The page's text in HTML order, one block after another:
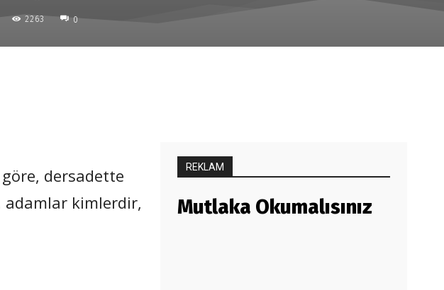
2263 0
dersadette
adamlar kimlerdir,
REKLAM
Mutlaka Okumalısınız